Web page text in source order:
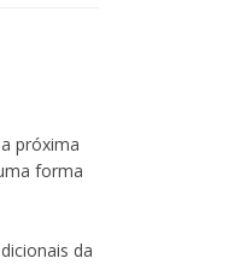
em
próxima
forma
da